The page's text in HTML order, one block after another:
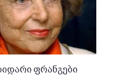
ფრანგები